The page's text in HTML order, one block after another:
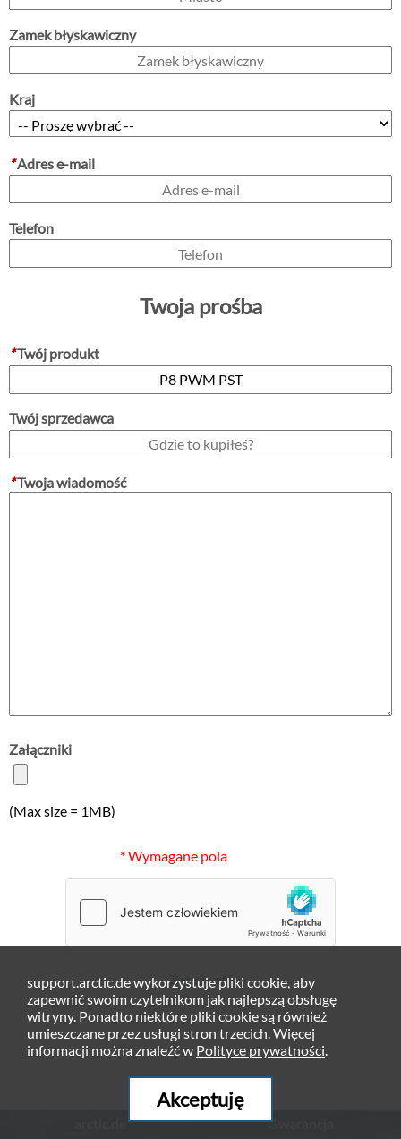
Zamek błyskawiczny
Kraj
*Adres e-mail
Telefon
Twoja prośba
*Twój produkt
Twój sprzedawca
*Twoja wiadomość
Załączniki
(Max size = 1MB)
* Wymagane pola
Zatwierdź
Gwarancja
support.arctic.de wykorzystuje pliki cookie, aby
zapewnić swoim czytelnikom jak najlepszą obsługę
witryny. Ponadto niektóre pliki cookie są również
umieszczane przez usługi stron trzecich. Więcej
informacji można znaleźć w Polityce prywatności.
Akceptuję